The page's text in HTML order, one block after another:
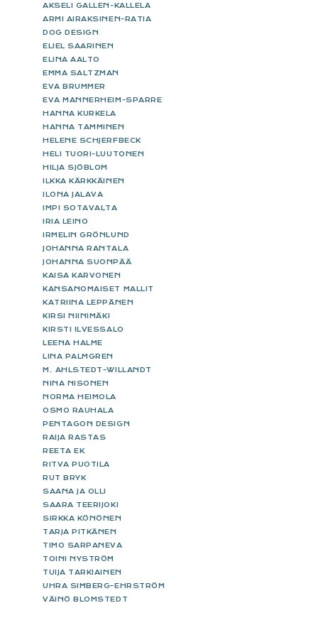
AKSELI GALLEN-KALLELA
ARMI AIRAKSINEN-RATIA
DOG DESIGN
ELIEL SAARINEN
ELINA AALTO
EMMA SALTZMAN
EVA BRUMMER
EVA MANNERHEIM-SPARRE
HANNA KURKELA
HANNA TAMMINEN
HELENE SCHJERFBECK
HELI TUORI-LUUTONEN
HILJA SJÖBLOM
ILKKA KÄRKKÄINEN
ILONA JALAVA
IMPI SOTAVALTA
IRIA LEINO
IRMELIN GRÖNLUND
JOHANNA RANTALA
JOHANNA SUONPÄÄ
KAISA KARVONEN
KANSANOMAISET MALLIT
KATRIINA LEPPÄNEN
KIRSI NIINIMÄKI
KIRSTI ILVESSALO
LEENA HALME
LINA PALMGREN
M. AHLSTEDT-WILLANDT
NINA NISONEN
NORMA HEIMOLA
OSMO RAUHALA
PENTAGON DESIGN
RAIJA RASTAS
REETA EK
RITVA PUOTILA
RUT BRYK
SAANA JA OLLI
SAARA TEERIJOKI
SIRKKA KÖNÖNEN
TARJA PITKÄNEN
TIMO SARPANEVA
TOINI NYSTRÖM
TUIJA TARKIAINEN
UHRA SIMBERG-EHRSTRÖM
VÄINÖ BLOMSTEDT